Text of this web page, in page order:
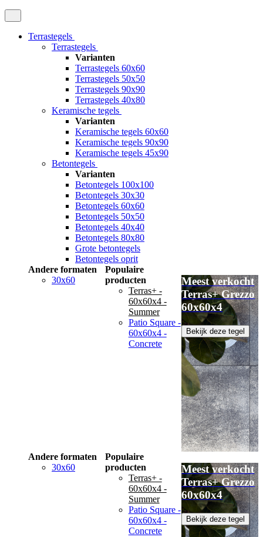
Terrastegels
Terrastegels
Varianten
Terrastegels 60x60
Terrastegels 50x50
Terrastegels 90x90
Terrastegels 40x80
Keramische tegels
Varianten
Keramische tegels 60x60
Keramische tegels 90x90
Keramische tegels 45x90
Betontegels
Varianten
Betontegels 100x100
Betontegels 30x30
Betontegels 60x60
Betontegels 50x50
Betontegels 40x40
Betontegels 80x80
Grote betontegels
Betontegels oprit
Andere formaten
30x60
Populaire
producten
Terras+ -
60x60x4 -
Summer
Patio Square -
60x60x4 -
Concrete
Meest verkocht
Terras+ Grezzo
60x60x4
Bekijk deze tegel
Andere formaten
30x60
Populaire
producten
Terras+ -
60x60x4 -
Summer
Patio Square -
60x60x4 -
Concrete
Meest verkocht
Terras+ Grezzo
60x60x4
Bekijk deze tegel